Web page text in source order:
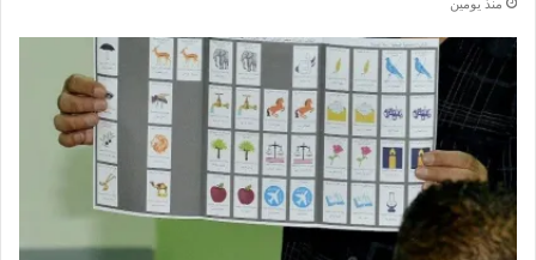
منذ يومين